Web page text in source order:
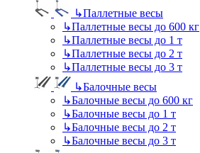
↳Паллетные весы
↳Паллетные весы до 600 кг
↳Паллетные весы до 1 т
↳Паллетные весы до 2 т
↳Паллетные весы до 3 т
↳Балочные весы
↳Балочные весы до 600 кг
↳Балочные весы до 1 т
↳Балочные весы до 2 т
↳Балочные весы до 3 т